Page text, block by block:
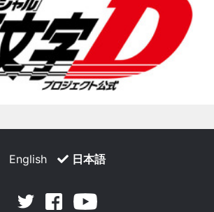
English 日本語
Twitter Facebook